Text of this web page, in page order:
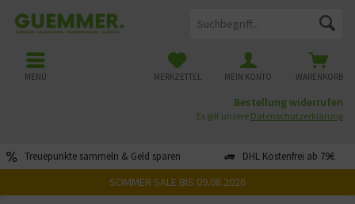
Treuepunkte sammeln & Geld sparen DHL Kostenfrei ab 79€
WARENKORB
MERKZETTEL MEIN KONTO
MENÜ
Bestellung widerrufen
Es gilt unsere Datenschutzerklärung
SOMMER SALE BIS 09.08.2026